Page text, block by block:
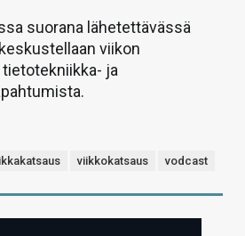
suorana lähetettävässä
viikon
ja
viikkokatsaus vodcast